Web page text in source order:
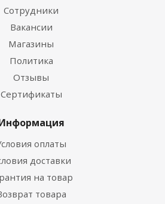
Сотрудники
Вакансии
Магазины
Политика
Отзывы
Сертификаты
оплаты
доставки
на товар
товара